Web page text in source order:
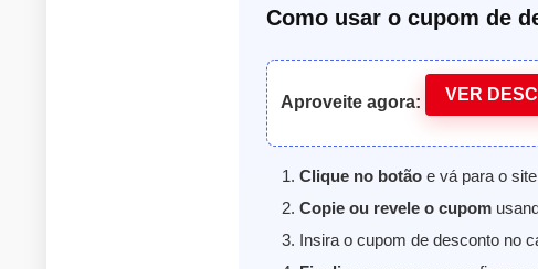
Como usar o cupom de
Aproveite agora: VER
Clique no botão e vá para o
Copie ou revele o cupom
Insira o cupom de desconto no